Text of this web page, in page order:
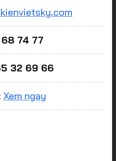
74 77
32 69 66
Xem ngay